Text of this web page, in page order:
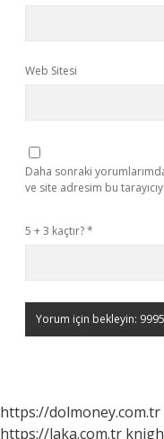
Web Sitesi
Daha sonraki
ve site adresim bu
5 + 3 kaçtır?*
https://dolmoney.com.tr
https://laka.com.tr